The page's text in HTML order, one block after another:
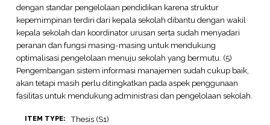
dengan standar pengelolaan pendidikan karena struktur
kepemimpinan terdiri dari kepala sekolah dibantu dengan wakil
kepala sekolah dan koordinator urusan serta sudah menyadari
peranan dan fungsi masing-masing untuk mendukung
optimalisasi pengelolaan menuju sekolah yang bermutu. (5)
Pengembangan sistem informasi manajemen sudah cukup baik,
akan tetapi masih perlu ditingkatkan pada aspek penggunaan
fasilitas untuk mendukung administrasi dan pengelolaan sekolah.
ITEM TYPE: Thesis (S1)